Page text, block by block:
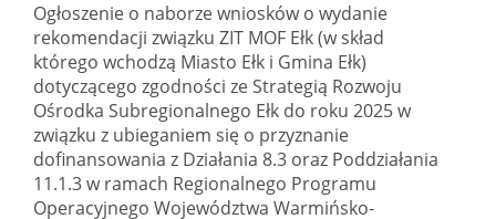
Ogłoszenie o naborze wniosków o wydanie
rekomendacji związku ZIT MOF Ełk (w skład
którego wchodzą Miasto Ełk i Gmina Ełk)
dotyczącego zgodności ze Strategią Rozwoju
Ośrodka Subregionalnego Ełk do roku 2025 w
związku z ubieganiem się o przyznanie
dofinansowania z Działania 8.3 oraz Poddziałania
11.1.3 w ramach Regionalnego Programu
Operacyjnego Województwa Warmińsko-